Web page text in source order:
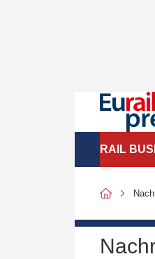
RAIL
SPNV-